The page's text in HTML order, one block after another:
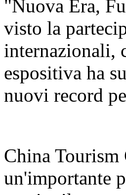
"Nuova Era,
visto la
internazionali,
espositiva ha
nuovi record
China Tourism
un'importante